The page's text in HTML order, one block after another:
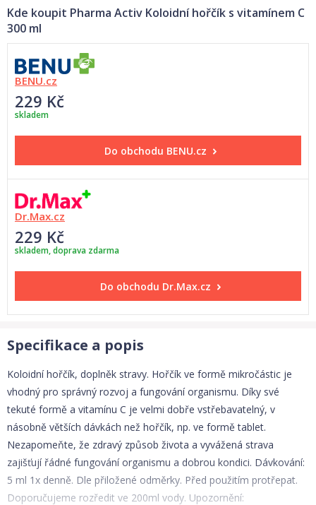
Kde koupit Pharma Activ Koloidní hořčík s vitamínem C
300 ml
BENU.cz
229 Kč
skladem
Do obchodu BENU.cz
Dr.Max.cz
229 Kč
skladem, doprava zdarma
Do obchodu Dr.Max.cz
Specifikace a popis
Koloidní hořčík, doplněk stravy. Hořčík ve formě mikročástic je
vhodný pro správný rozvoj a fungování organismu. Díky své
tekuté formě a vitamínu C je velmi dobře vstřebavatelný, v
násobně větších dávkách než hořčík, np. ve formě tablet.
Nezapomeňte, že zdravý způsob života a vyvážená strava
zajišťují řádné fungování organismu a dobrou kondici. Dávkování:
5 ml 1x denně. Dle přiložené odměrky. Před použitím protřepat.
Doporučujeme rozředit ve 200ml vody. Upozornění: